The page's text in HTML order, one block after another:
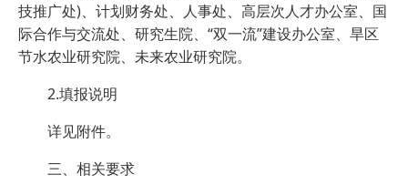
技推广处)、计划财务处、人事处、高层次人才办公室、国
际合作与交流处、研究生院、“双一流”建设办公室、旱区
节水农业研究院、未来农业研究院。
2.填报说明
详见附件。
三、相关要求